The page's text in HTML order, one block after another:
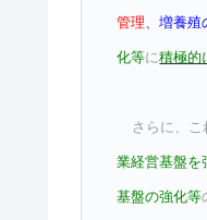
管理 、増養殖
化等に積極的
さらに、
業経営基盤を
基盤の強化等